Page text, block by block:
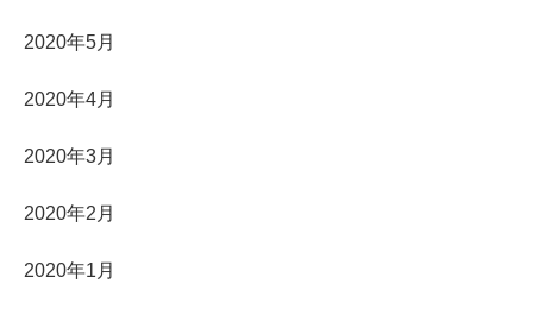
2020年5月
2020年4月
2020年3月
2020年2月
2020年1月